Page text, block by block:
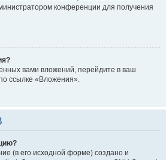
конференции для получения
вами вложений, перейдите в ваш
ссылке «Вложения».
(в его исходной форме) создано и